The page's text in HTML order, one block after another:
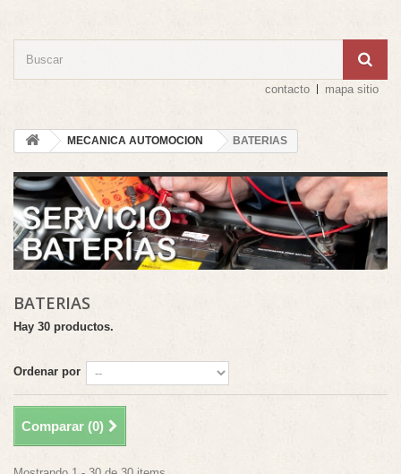
contacto mapa sitio
MECANICA AUTOMOCION BATERIAS
BATERIAS
Hay 30 productos.
Ordenar por
Comparar (0)